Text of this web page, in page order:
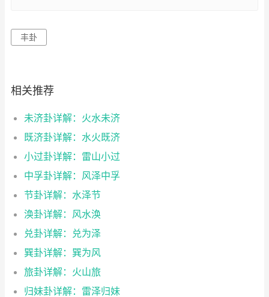
丰卦
相关推荐
未济卦详解：火水未济
既济卦详解：水火既济
小过卦详解：雷山小过
中孚卦详解：风泽中孚
节卦详解：水泽节
涣卦详解：风水涣
兑卦详解：兑为泽
巽卦详解：巽为风
旅卦详解：火山旅
归妹卦详解：雷泽归妹